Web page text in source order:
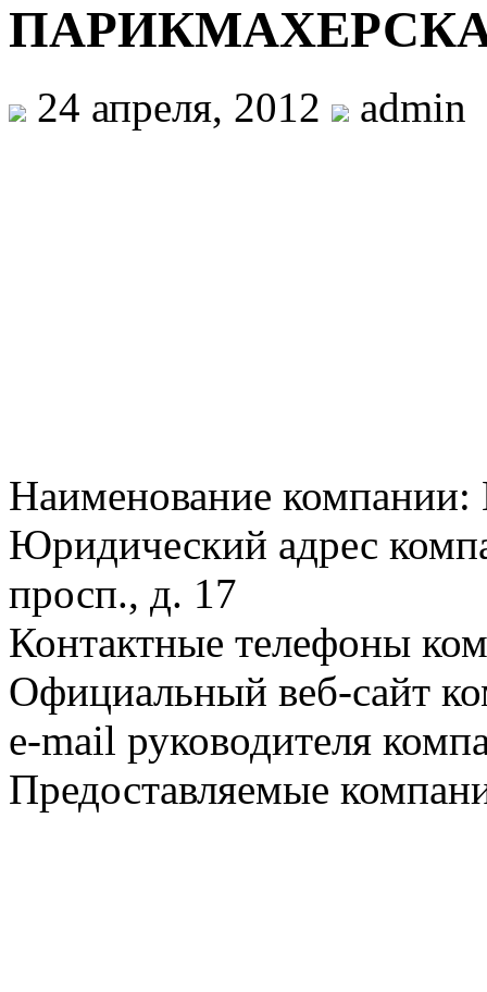
24 апреля, 2012 admin
Наименование
Юридический адрес
просп., д. 17
Контактные телефоны
Официальный веб-сайт
e-mail руководителя
Предоставляемые